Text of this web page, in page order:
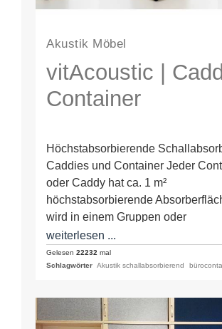
Akustik Möbel
vitAcoustic |
Container
Höchstabsorbierende
Caddies und Container Jeder
oder Caddy hat ca. 1 m²
höchstabsorbierende
wird in einem Gruppen oder
Mehrpersonenbüro bereits eine
Schallabsorption erzielt. Teure
weiterlesen ...
Gelesen 22232 mal
Schlagwörter Akustik schallabsorbierend